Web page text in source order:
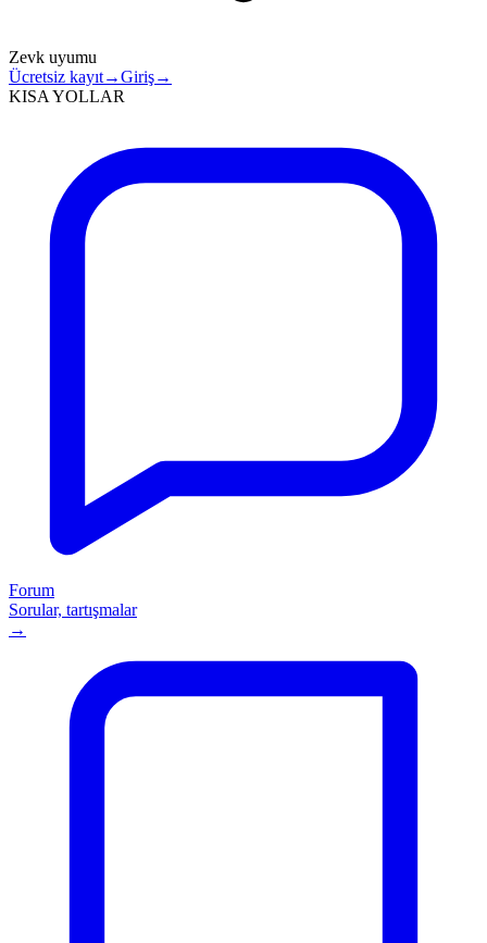
Zevk uyumu
Ücretsiz kayıt→Giriş→
KISA YOLLAR
Forum
Sorular, tartışmalar
→